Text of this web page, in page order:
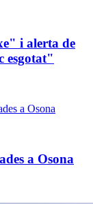
i alerta de
esgotat"
a Osona